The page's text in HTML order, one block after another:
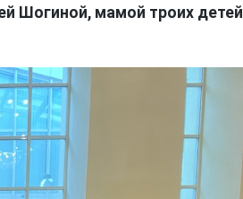
Шогиной, мамой троих детей